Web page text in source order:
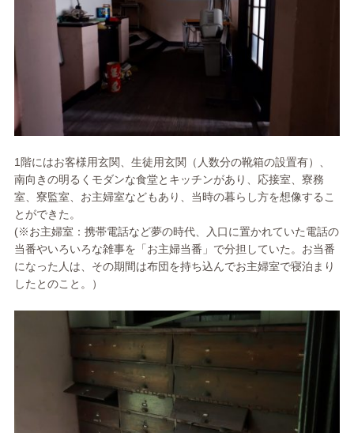
1階にはお客様用玄関、生徒用玄関（人数分の靴箱の設置有）、
南向きの明るくモダンな食堂とキッチンがあり、応接室、寮務
室、寮監室、お主婦室などもあり、当時の暮らし方を想像するこ
とができた。
(※お主婦室：携帯電話など夢の時代、入口に置かれていた電話の
当番やいろいろな雑事を「お主婦当番」で分担していた。お当番
になった人は、その期間は布団を持ち込んでお主婦室で寝泊まり
したとのこと。）